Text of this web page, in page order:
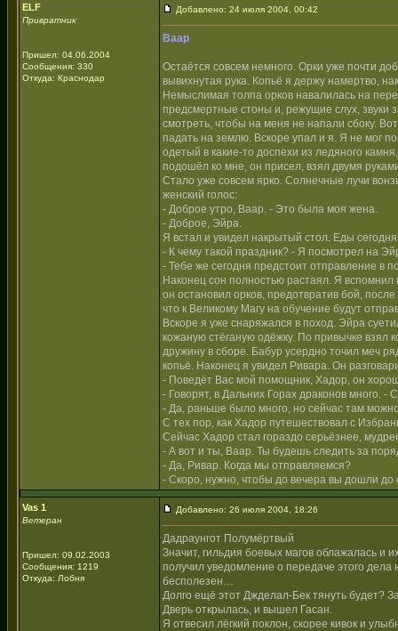
ЕLF
Привратник
Пришел: 04.06.2004
Сообщения: 330
Откуда: Краснодар
Добавлено: 24 июля 2004, 00:42
Ваар
Остаётся совсем немного. Орки уже почти
вывихнутая рука. Копьё я держу намертво,
Немыслимая толпа орков навалилась на
предсмертные стоны и, режущие слух, звуки
смотреть, чтобы на меня не напали сбоку.
падать на землю. Вскоре упал и я. Я не мог
одетый в какие-то доспехи из ледяного
подошёл ко мне, он присел, взял двумя
Стало уже совсем ярко. Солнечные лучи
женский голос:
- Доброе утро, Ваар. - Это была моя жена.
- Доброе, Эйра.
Я встал и увидел накрытый стол. Еды
- К чему такой праздник? - Я посмотрел на
- Тебе же сегодня предстоит отправление в
Наконец сон полностью растаял. Я
он остановил орков, предотвратив бой,
что к Великому Магу на обучение будут
Вскоре я уже снаряжался в поход. Эйра
кожаную стёганую одёжку. По привычке взял
дружину в сборе. Бабур усердно точил меч
копьё. Наконец я увидел Ривара. Он
- Поведёт Вас мой помощник, Хадор, он
- Говорят, в Дальних Горах драконов много. -
- Да, раньше было много, но сейчас там
С тех пор, как Хадор путешествовал с
Сейчас Хадор стал гораздо серьёзнее,
- А вот и ты, Ваар. Ты будешь следить за
- Да, Ривар. Когда мы отправляемся?
- Скоро, нужно, чтобы до вечера вы дошли до
Vas 1
Ветеран
Пришел: 09.02.2003
Сообщения: 1219
Откуда: Лобня
Добавлено: 26 июля 2004, 18:26
Дадраунгот Полумёртвый
Значит, гильдия боевых магов облажалась и
получил уведомление о передаче этого дела
бесполезен…
Долго ещё этот Джделал-Бек тянуть будет?
Дверь открылась, и вышел Гасан.
Я отвесил лёгкий поклон, скорее кивок и